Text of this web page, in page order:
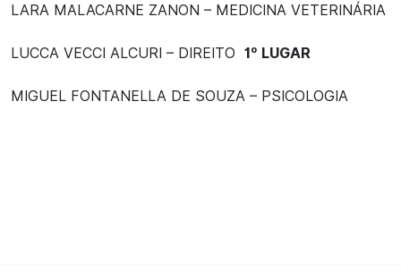
LARA MALACARNE ZANON – MEDICINA VETERINÁRIA
LUCCA VECCI ALCURI – DIREITO 1º LUGAR
MIGUEL FONTANELLA DE SOUZA – PSICOLOGIA